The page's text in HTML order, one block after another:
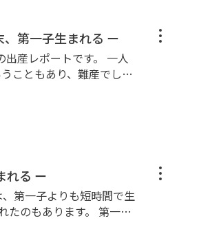
第一子生まれる ー
産レポートです。 一人
こともあり、難産でし
して引っ張り出して取
少し心配いたしまし
ャテリア出産 ＃ヨー
第二子生まれる ー
第一子よりも短時間で生
たのもあります。 第一子
なかオッパイを飲むま
えは動画の中でお探し